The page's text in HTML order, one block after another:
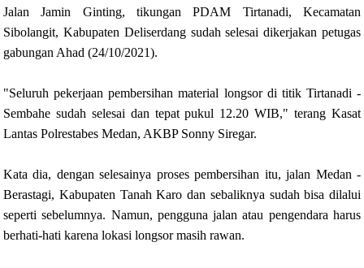
Jalan Jamin Ginting, tikungan PDAM Tirtanadi, Kecamatan
Sibolangit, Kabupaten Deliserdang sudah selesai dikerjakan petugas
gabungan Ahad (24/10/2021).
"Seluruh pekerjaan pembersihan material longsor di titik Tirtanadi -
Sembahe sudah selesai dan tepat pukul 12.20 WIB," terang Kasat
Lantas Polrestabes Medan, AKBP Sonny Siregar.
Kata dia, dengan selesainya proses pembersihan itu, jalan Medan -
Berastagi, Kabupaten Tanah Karo dan sebaliknya sudah bisa dilalui
seperti sebelumnya. Namun, pengguna jalan atau pengendara harus
berhati-hati karena lokasi longsor masih rawan.